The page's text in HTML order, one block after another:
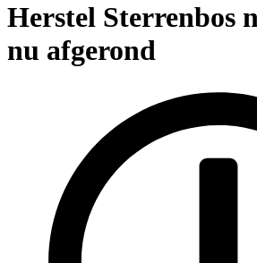
Herstel Sterrenbos
nu afgerond